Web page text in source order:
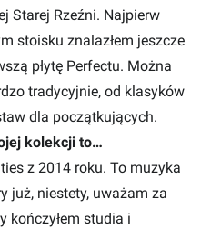
Starej Rzeźni. Najpierw
stoisku znalazłem jeszcze
płytę Perfectu. Można
tradycyjnie, od klasyków
dla początkujących.
kolekcji to…
z 2014 roku. To muzyka
już, niestety, uważam za
kończyłem studia i